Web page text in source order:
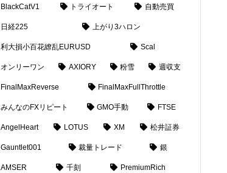
BlackCatV1 トライオート 自動売買
日経225 上がり3ハロン
利大損小百花繚乱EURUSD Scal
オンリーワン AXIORY 粉雪 週収支
FinalMaxReverse FinalMaxFullThrottle
みんなのFXリピート GMO手動 FTSE
AngelHeart LOTUS XM 松井証券
Gauntlet001 裁量トレード 銀
AMSER 千刻 PremiumRich